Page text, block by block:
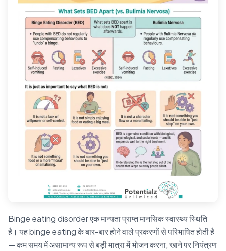
Binge eating disorder एक मान्यता प्राप्त मानसिक स्वास्थ्य स्थिति
है। यह binge eating के बार-बार होने वाले प्रकरणों से परिभाषित होती है
— कम समय में असामान्य रूप से बड़ी मात्रा में भोजन करना, खाने पर नियंत्रण